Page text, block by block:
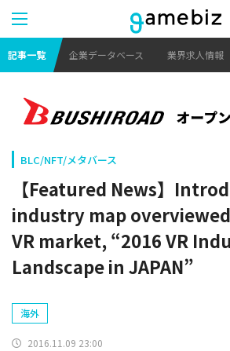
記事一覧 企業データベース 業界求人情報
BLC/NFT/メタバース
【Featured News】
industry map
VR market, “2016 VR
Landscape in JAPAN”
海外
2016.11.09 23:00